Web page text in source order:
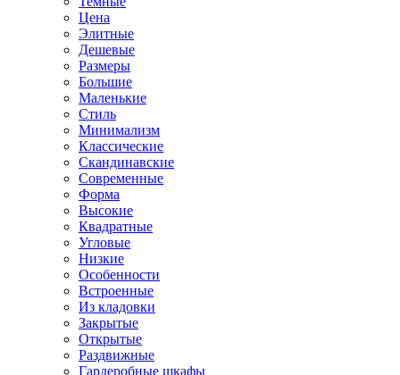
Цена
Элитные
Дешевые
Размеры
Большие
Маленькие
Стиль
Минимализм
Классические
Скандинавские
Современные
Форма
Высокие
Квадратные
Угловые
Низкие
Особенности
Встроенные
Из кладовки
Закрытые
Открытые
Раздвижные
Гардеробные шкафы